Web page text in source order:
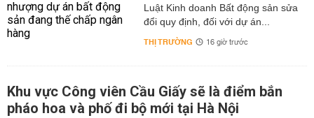
Luật Kinh doanh Bất động sản sửa
đổi quy định, đối với dự án...
THỊ TRƯỜNG 16 giờ trước
Khu vực Công viên Cầu Giấy sẽ là điểm bắn
pháo hoa và phố đi bộ mới tại Hà Nội